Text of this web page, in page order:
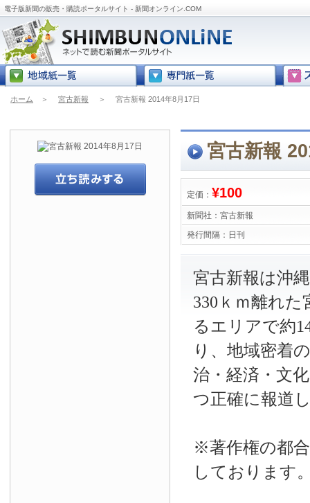
電子版新聞の販売・購読ポータルサイト - 新聞オンライン.COM
ホーム ＞ 宮古新報 ＞ 宮古新報 2014年8月17日
宮古新報
定価： ¥100
新聞社： 宮古新報
発行間隔： 日刊
宮古新報は沖
330ｋｍ離れ
るエリアで約
り、地域密着
治・経済・文
つ正確に報道
※著作権の都
しております